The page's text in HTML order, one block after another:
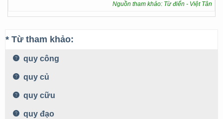
Nguồn tham khảo: Từ điển - Việt Tân
* Từ tham khảo:
quy công
quy củ
quy cữu
quy đạo